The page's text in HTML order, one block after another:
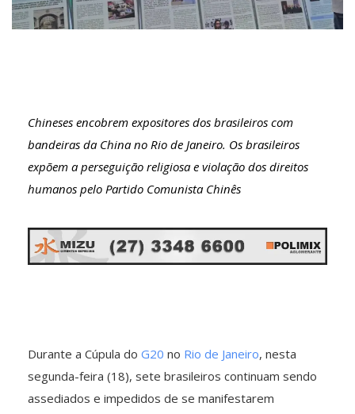
Chineses encobrem expositores dos brasileiros com
bandeiras da China no Rio de Janeiro. Os brasileiros
expõem a perseguição religiosa e violação dos direitos
humanos pelo Partido Comunista Chinês
Durante a Cúpula do G20 no Rio de Janeiro, nesta
segunda-feira (18), sete brasileiros continuam sendo
assediados e impedidos de se manifestarem